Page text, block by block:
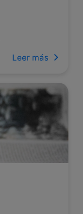
Leer más